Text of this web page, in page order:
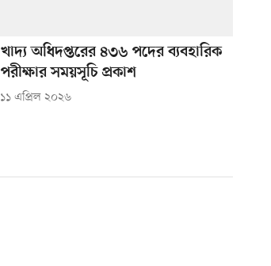
খাদ্য অধিদপ্তরের ৪৩৬ পদের ব্যবহারিক
পরীক্ষার সময়সূচি প্রকাশ
১১ এপ্রিল ২০২৬